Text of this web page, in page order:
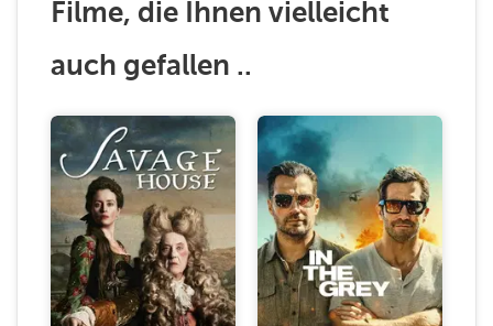
Filme, die Ihnen vielleicht
auch gefallen ..